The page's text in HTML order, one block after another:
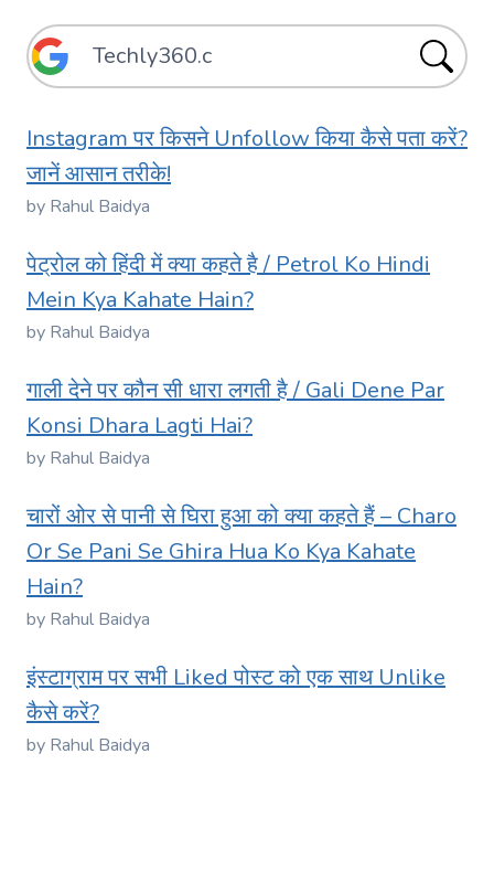
Instagram पर किसने Unfollow किया कैसे पता करें?
जानें आसान तरीके!
by Rahul Baidya
पेट्रोल को हिंदी में क्या कहते है / Petrol Ko Hindi
Mein Kya Kahate Hain?
by Rahul Baidya
गाली देने पर कौन सी धारा लगती है / Gali Dene Par
Konsi Dhara Lagti Hai?
by Rahul Baidya
चारों ओर से पानी से घिरा हुआ को क्या कहते हैं – Charo
Or Se Pani Se Ghira Hua Ko Kya Kahate
Hain?
by Rahul Baidya
इंस्टाग्राम पर सभी Liked पोस्ट को एक साथ Unlike
कैसे करें?
by Rahul Baidya